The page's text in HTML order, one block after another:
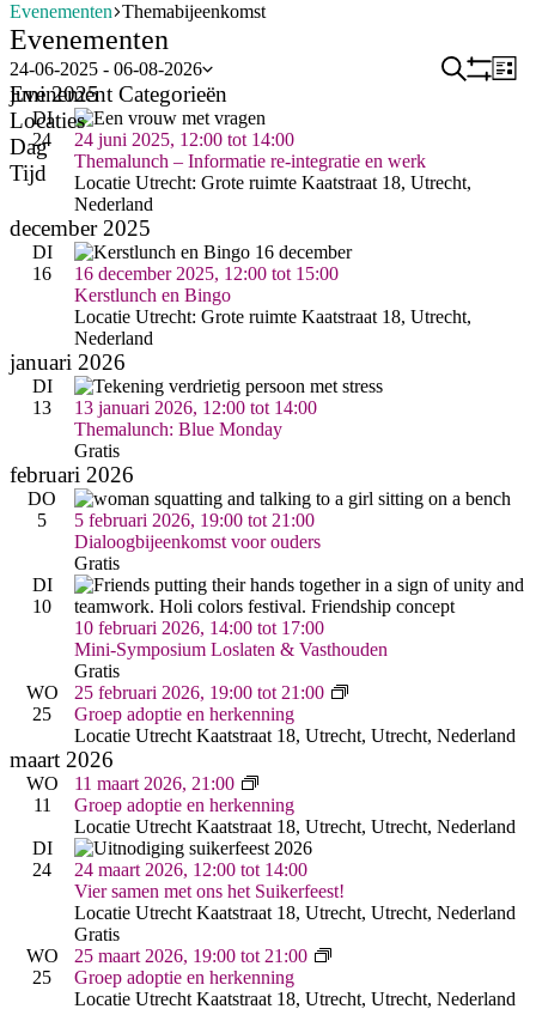
Evenementen Themabijeenkomst
Evenementen
Zoeken
Lijst
24-06-2025 - 06-08-2026
Selecteer
een
datum.
Filters
Als
u
één
van
de
invoergegevens
wijzigt,
wordt
lijst
gebeurtenissen
vernieuwd
met
gefilterde
resultaten.
Evenement Categorieën
Locaties
Dag
Tijd
juni 2025
DI
24
Themalunch – Informatie re-integratie en werk
24 juni 2025, 12:00 tot 14:00
Locatie Utrecht: Grote ruimte Kaatstraat 18, Utrecht,
Nederland
december 2025
DI
16
Kerstlunch en Bingo
16 december 2025, 12:00 tot 15:00
Locatie Utrecht: Grote ruimte Kaatstraat 18, Utrecht,
Nederland
januari 2026
DI
13
Themalunch: Blue Monday
13 januari 2026, 12:00 tot 14:00
Gratis
februari 2026
DO
5
Dialoogbijeenkomst voor ouders
5 februari 2026, 19:00 tot 21:00
Gratis
DI
10
Mini-Symposium Loslaten & Vasthouden
10 februari 2026, 14:00 tot 17:00
Gratis
WO
25
Groep adoptie en herkenning
25 februari 2026, 19:00 tot 21:00
Groep
en
Locatie Utrecht Kaatstraat 18, Utrecht, Utrecht, Nederland
maart 2026
WO
11
Groep adoptie en herkenning
11 maart 2026, 21:00
Groep
adoptie
en
herkenning
Locatie Utrecht Kaatstraat 18, Utrecht, Utrecht, Nederland
DI
24
Vier samen met ons het Suikerfeest!
24 maart 2026, 12:00 tot 14:00
Locatie Utrecht Kaatstraat 18, Utrecht, Utrecht, Nederland
Gratis
WO
25
Groep adoptie en herkenning
25 maart 2026, 19:00 tot 21:00
Groep
en
Locatie Utrecht Kaatstraat 18, Utrecht, Utrecht, Nederland